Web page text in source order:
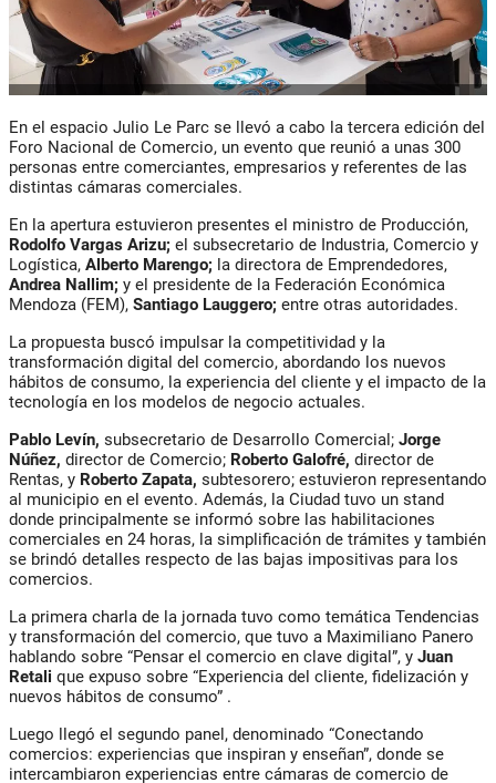
En el espacio Julio Le Parc se llevó a cabo la tercera edición del
Foro Nacional de Comercio, un evento que reunió a unas 300
personas entre comerciantes, empresarios y referentes de las
distintas cámaras comerciales.
En la apertura estuvieron presentes el ministro de Producción,
Rodolfo Vargas Arizu; el subsecretario de Industria, Comercio y
Logística, Alberto Marengo; la directora de Emprendedores,
Andrea Nallim; y el presidente de la Federación Económica
Mendoza (FEM), Santiago Lauggero; entre otras autoridades.
La propuesta buscó impulsar la competitividad y la
transformación digital del comercio, abordando los nuevos
hábitos de consumo, la experiencia del cliente y el impacto de la
tecnología en los modelos de negocio actuales.
Pablo Levín, subsecretario de Desarrollo Comercial; Jorge
Núñez, director de Comercio; Roberto Galofré, director de
Rentas, y Roberto Zapata, subtesorero; estuvieron representando
al municipio en el evento. Además, la Ciudad tuvo un stand
donde principalmente se informó sobre las habilitaciones
comerciales en 24 horas, la simplificación de trámites y también
se brindó detalles respecto de las bajas impositivas para los
comercios.
La primera charla de la jornada tuvo como temática Tendencias
y transformación del comercio, que tuvo a Maximiliano Panero
hablando sobre “Pensar el comercio en clave digital”, y Juan
Retali que expuso sobre “Experiencia del cliente, fidelización y
nuevos hábitos de consumo” .
Luego llegó el segundo panel, denominado “Conectando
comercios: experiencias que inspiran y enseñan”, donde se
intercambiaron experiencias entre cámaras de comercio de